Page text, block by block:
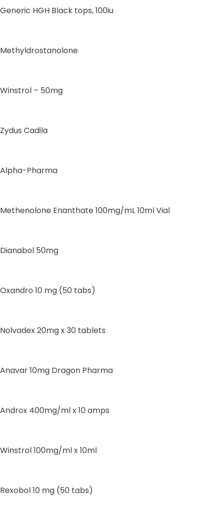
Generic HGH Black tops, 100iu
Methyldrostanolone
Winstrol – 50mg
Zydus Cadila
Alpha-Pharma
Methenolone Enanthate 100mg/mL 10ml Vial
Dianabol 50mg
Oxandro 10 mg (50 tabs)
Nolvadex 20mg x 30 tablets
Anavar 10mg Dragon Pharma
Androx 400mg/ml x 10 amps
Winstrol 100mg/ml x 10ml
Rexobol 10 mg (50 tabs)